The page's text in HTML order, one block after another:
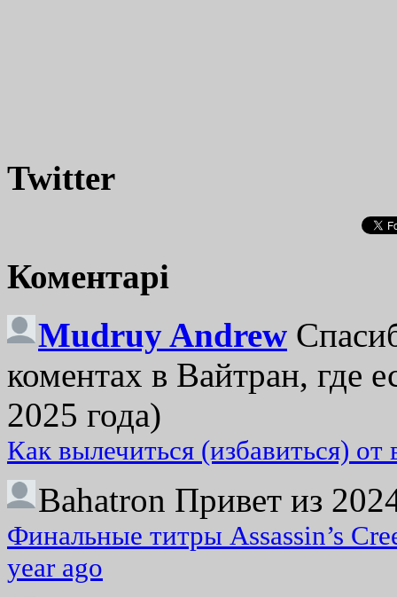
Twitter
Коментарі
Mudruy Andrew
коментах в Вайтран, где
2025 года)
Как вылечиться (избавиться)
Bahatron Привет из
Финальные титры Assassin’s
year ago